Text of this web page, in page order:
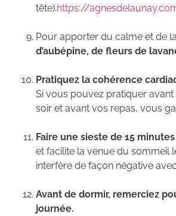
tête).https://
Pour apporter du calme et de
d’aubépine, de fleurs de
Pratiquez la cohérence
Si vous pouvez pratiquer
soir et avant vos repas, vous
Faire une sieste de 15
et facilite la venue du sommeil
interfère de façon négative
Avant de dormir, remerciez
journée.